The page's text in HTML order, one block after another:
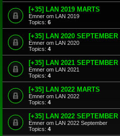
[+35] LAN 2019 MARTS
Emner om LAN 2019
Topics: 6
[+35] LAN 2020 SEPTEMBER
Emner om LAN 2020
Topics: 4
[+35] LAN 2021 SEPTEMBER
Emner om LAN 2021
Topics: 4
[+35] LAN 2022 MARTS
Emner om LAN 2022
Topics: 4
[+35] LAN 2022 SEPTEMBER
Emner om LAN 2022 September
Topics: 4